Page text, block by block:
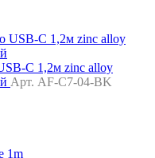
C 1,2м zinc alloy
Арт. AF-C7-04-BK